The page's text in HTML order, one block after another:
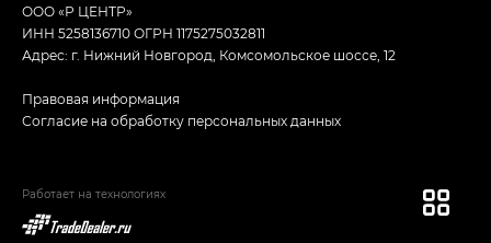
ООО «Р ЦЕНТР»
ИНН 5258136710ОГРН 1175275032811
Адрес: г. Нижний Новгород, Комсомольское шоссе, 12
Правовая информация
Согласие на обработку персональных данных
Работает на технологиях